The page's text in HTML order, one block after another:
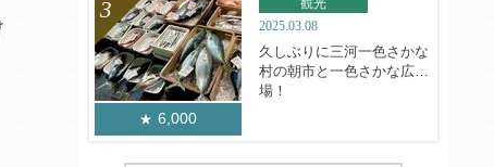
6,000
2025.03.08
久しぶりに三河一色さかな
村の朝市と一色さかな広
場！